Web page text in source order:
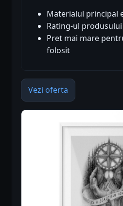
Materialul principal
Rating-ul
Pret mai mare
folosit
Vezi oferta